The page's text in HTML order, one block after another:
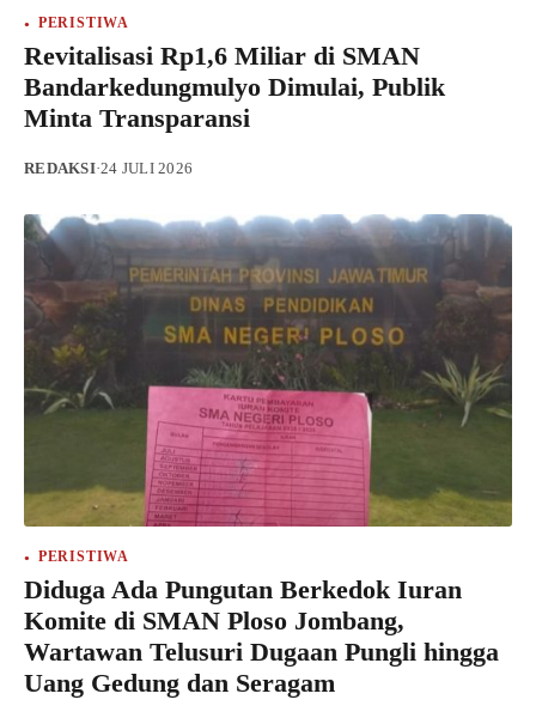
PERISTIWA
Revitalisasi Rp1,6 Miliar di SMAN
Bandarkedungmulyo Dimulai, Publik
Minta Transparansi
REDAKSI·24 JULI 2026
PERISTIWA
Diduga Ada Pungutan Berkedok Iuran
Komite di SMAN Ploso Jombang,
Wartawan Telusuri Dugaan Pungli hingga
Uang Gedung dan Seragam